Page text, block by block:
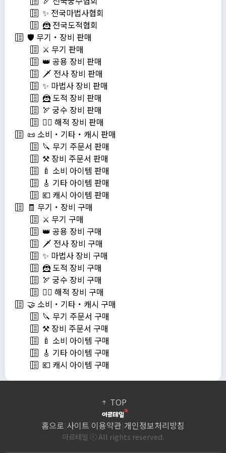
✨ 전국마법사협회
🦹 전국도적협회
🛡️ 무기・장비 판매
⚔️ 무기 판매
👑 공용 장비 판매
🗡️ 전사 장비 판매
✨ 마법사 장비 판매
🦹 도적 장비 판매
🏹 궁수 장비 판매
🏴‍☠️ 해적 장비 판매
📜 소비・기타・캐시 판매
🔪 무기 주문서 판매
⚒️ 장비 주문서 판매
🍼 소비 아이템 판매
🎸 기타 아이템 판매
💶 캐시 아이템 판매
🧾 무기・장비 구매
⚔️ 무기 구매
👑 공용 장비 구매
🗡️ 전사 장비 구매
✨ 마법사 장비 구매
🦹 도적 장비 구매
🏹 궁수 장비 구매
🏴‍☠️ 해적 장비 구매
🤝 소비・기타・캐시 구매
🔪 무기 주문서 구매
⚒️ 장비 주문서 구매
🍼 소비 아이템 구매
🎸 기타 아이템 구매
💶 캐시 아이템 구매
TOP
홈으로 사이트 이용약관 개인정보처리방침
아르테일 ⓒ All rights reserved.